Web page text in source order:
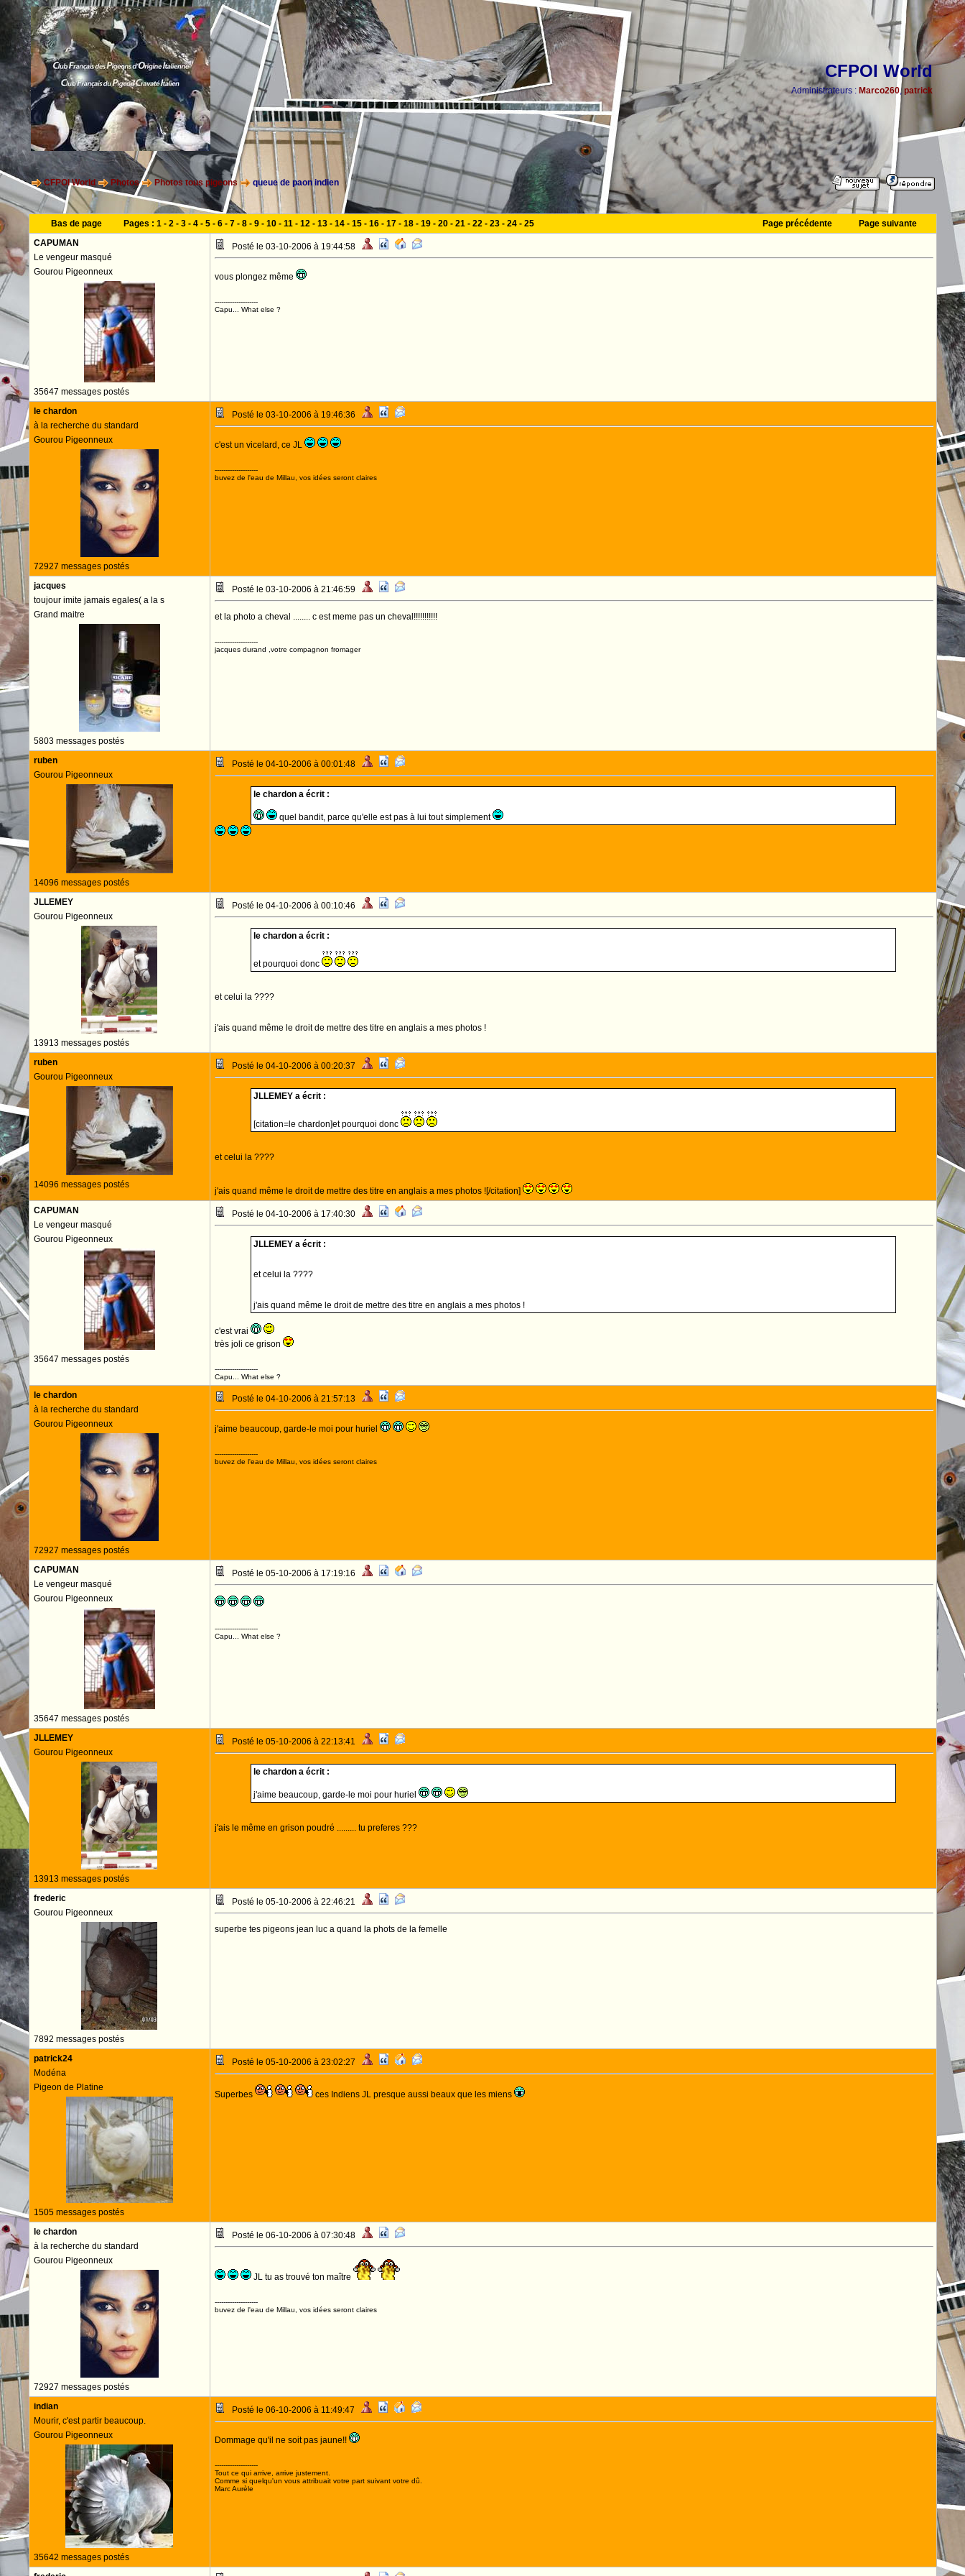
CFPOI World
Administrateurs : Marco260, patrick
CFPOI World Photos Photos tous pigeons queue de paon indien
Bas de page Pages : 1- 2- 3- 4- 5- 6- 7- 8- 9- 10- 11- 12- 13- 14- 15- 16- 17- 18- 19- 20- 21- 22- 23- 24- 25 Page précédente
Page suivante
CAPUMAN
Le vengeur masqué
Gourou Pigeonneux
35647 messages postés
Posté le 03-10-2006 à 19:44:58
vous plongez même
--------------------
Capu... What else ?
le chardon
à la recherche du standard
Gourou Pigeonneux
72927 messages postés
Posté le 03-10-2006 à 19:46:36
c'est un vicelard, ce JL
--------------------
buvez de l'eau de Millau, vos idées seront claires
jacques
toujour imite jamais egales( a la s
Grand maitre
5803 messages postés
Posté le 03-10-2006 à 21:46:59
et la photo a cheval ........ c est meme pas un cheval!!!!!!!!!!!
--------------------
jacques durand ,votre compagnon fromager
ruben
Gourou Pigeonneux
14096 messages postés
Posté le 04-10-2006 à 00:01:48
le chardon a écrit :
quel bandit, parce qu'elle est pas à lui tout simplement
JLLEMEY
Gourou Pigeonneux
13913 messages postés
Posté le 04-10-2006 à 00:10:46
le chardon a écrit :
et pourquoi donc
et celui la ????
j'ais quand même le droit de mettre des titre en anglais a mes photos !
ruben
Gourou Pigeonneux
14096 messages postés
Posté le 04-10-2006 à 00:20:37
JLLEMEY a écrit :
[citation=le chardon]et pourquoi donc
et celui la ????
j'ais quand même le droit de mettre des titre en anglais a mes photos ![/citation]
CAPUMAN
Le vengeur masqué
Gourou Pigeonneux
35647 messages postés
Posté le 04-10-2006 à 17:40:30
JLLEMEY a écrit :
et celui la ????
j'ais quand même le droit de mettre des titre en anglais a mes photos !
c'est vrai
très joli ce grison
--------------------
Capu... What else ?
le chardon
à la recherche du standard
Gourou Pigeonneux
72927 messages postés
Posté le 04-10-2006 à 21:57:13
j'aime beaucoup, garde-le moi pour huriel
--------------------
buvez de l'eau de Millau, vos idées seront claires
CAPUMAN
Le vengeur masqué
Gourou Pigeonneux
35647 messages postés
Posté le 05-10-2006 à 17:19:16
--------------------
Capu... What else ?
JLLEMEY
Gourou Pigeonneux
13913 messages postés
Posté le 05-10-2006 à 22:13:41
le chardon a écrit :
j'aime beaucoup, garde-le moi pour huriel
j'ais le même en grison poudré ......... tu preferes ???
frederic
Gourou Pigeonneux
7892 messages postés
Posté le 05-10-2006 à 22:46:21
superbe tes pigeons jean luc a quand la phots de la femelle
patrick24
Modéna
Pigeon de Platine
1505 messages postés
Posté le 05-10-2006 à 23:02:27
Superbes ces Indiens JL presque aussi beaux que les miens
le chardon
à la recherche du standard
Gourou Pigeonneux
72927 messages postés
Posté le 06-10-2006 à 07:30:48
JL tu as trouvé ton maître
--------------------
buvez de l'eau de Millau, vos idées seront claires
indian
Mourir, c'est partir beaucoup.
Gourou Pigeonneux
35642 messages postés
Posté le 06-10-2006 à 11:49:47
Dommage qu'il ne soit pas jaune!!
--------------------
Tout ce qui arrive, arrive justement.
Comme si quelqu'un vous attribuait votre part suivant votre dû.
Marc Aurèle